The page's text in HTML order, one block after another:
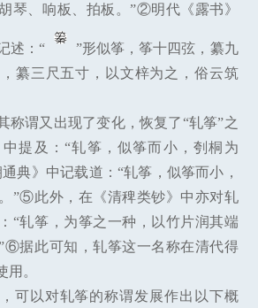
琴、响板、拍板。”②明代《露书》
述：“
”形似筝，筝十四弦，纂九
纂三尺五寸，以文梓为之，俗云筑
称谓又出现了变化，恢复了“轧筝”之
提及：“轧筝，似筝而小，刳桐为
典》中记载道：“轧筝，似筝而小，
”⑤此外，在《清稗类钞》中亦对轧
“轧筝，为筝之一种，以竹片润其端
据此可知，轧筝这一名称在清代得
用。
可以对轧筝的称谓发展作出以下概